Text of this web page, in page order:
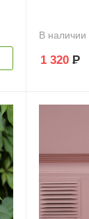
В наличии
1 320 Р